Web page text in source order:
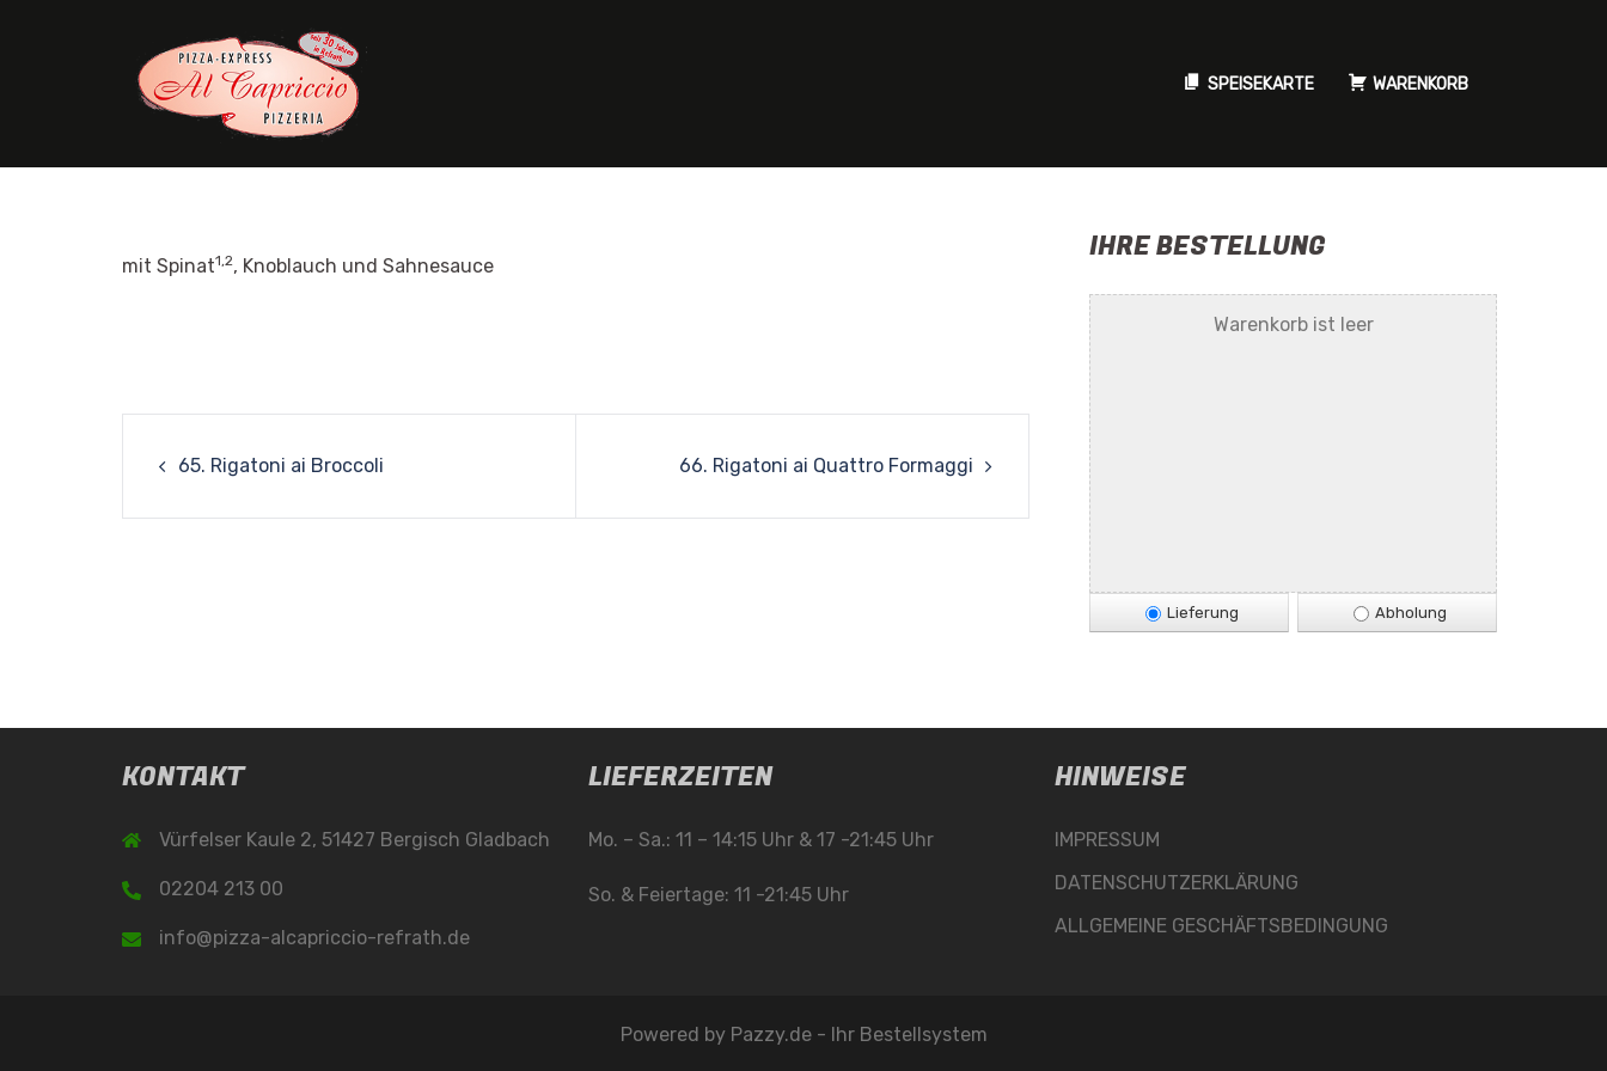
SPEISEKARTE WARENKORB
mit Spinat1,2, Knoblauch und Sahnesauce
Post
navigation
65. Rigatoni ai Broccoli 66. Rigatoni ai Quattro Formaggi
IHRE BESTELLUNG
Warenkorb ist leer
Lieferung Abholung
KONTAKT
Vürfelser Kaule 2, 51427 Bergisch Gladbach
02204 213 00
info@pizza-alcapriccio-refrath.de
LIEFERZEITEN
Mo. – Sa.: 11 – 14:15 Uhr & 17 -21:45 Uhr
So. & Feiertage: 11 -21:45 Uhr
HINWEISE
IMPRESSUM
DATENSCHUTZERKLÄRUNG
ALLGEMEINE GESCHÄFTSBEDINGUNG
Powered by Pazzy.de - Ihr Bestellsystem